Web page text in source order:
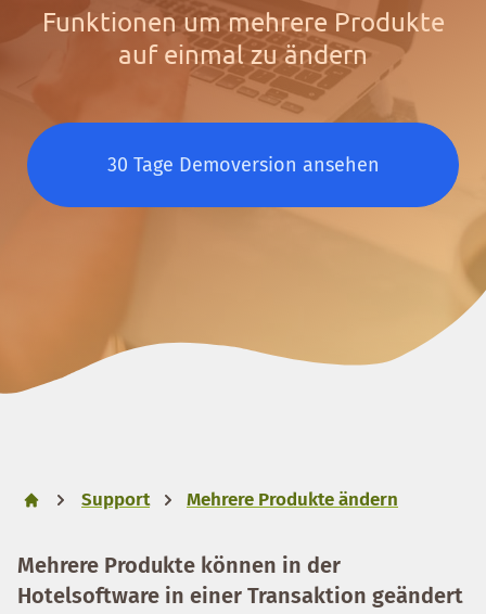
Funktionen um mehrere Produkte
auf einmal zu ändern
30 Tage Demoversion ansehen
Support Mehrere Produkte ändern
Mehrere Produkte können in der
Hotelsoftware in einer Transaktion geändert